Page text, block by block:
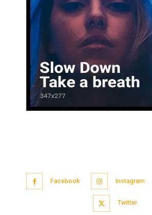
Facebook Instagram
Twitter